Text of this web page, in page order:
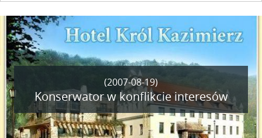
muzyką i artystami.
(2007-08-19)
Konserwator w konflikcie interesów